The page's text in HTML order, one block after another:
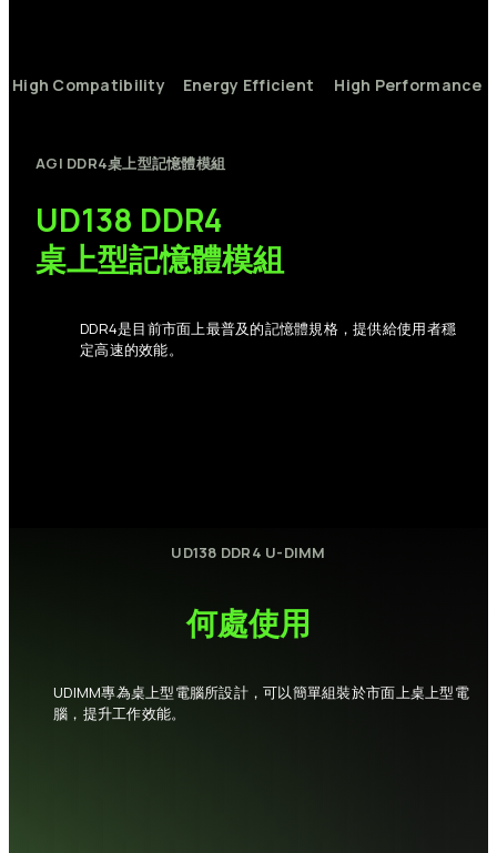
High Compatibility Energy Efficient High Performance
AGI DDR4桌上型記憶體模組
UD138 DDR4
桌上型記憶體模組
DDR4是目前市面上最普及的記憶體規格，提供給使用者穩
定高速的效能。
UD138 DDR4 U-DIMM
何處使用
UDIMM專為桌上型電腦所設計，可以簡單組裝於市面上桌上型電
腦，提升工作效能。